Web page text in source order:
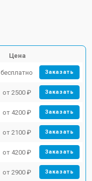
Цена
бесплатно Заказать
от 2500 ₽ Заказать
от 4200 ₽ Заказать
от 2100 ₽ Заказать
от 4200 ₽ Заказать
от 2900 ₽ Заказать